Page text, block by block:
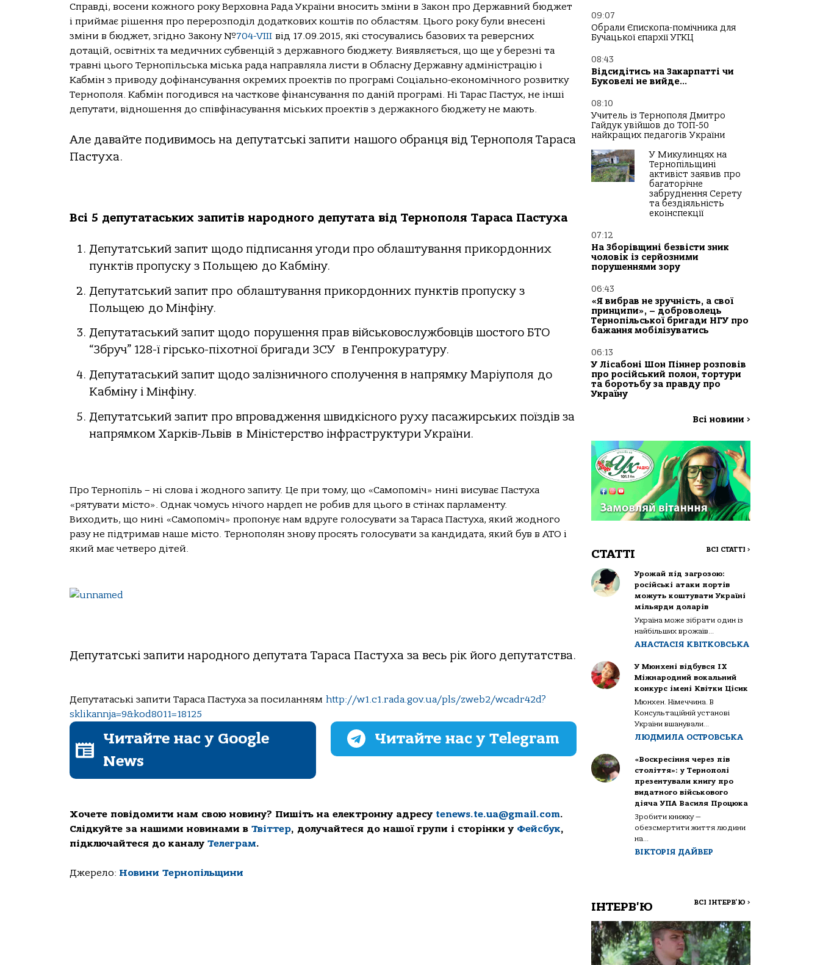
Справді, восени кожного року Верховна Рада України вносить зміни в Закон про Державний бюджет
і приймає рішення про перерозподіл додаткових коштів по областям. Цього року були внесені
зміни в бюджет, згідно Закону №704-VIII від 17.09.2015, які стосувались базових та реверсних
дотацій, освітніх та медичних субвенцій з державного бюджету. Виявляється, що ще у березні та
травні цього Тернопільська міська рада направляла листи в Обласну Державну адміністрацію і
Кабмін з приводу дофінансування окремих проектів по програмі Соціально-економічного розвитку
Тернополя. Кабмін погодився на часткове фінансування по даній програмі. Ні Тарас Пастух, не інші
депутати, відношення до співфінасування міських проектів з держакного бюджету не мають.
Але давайте подивимось на депутатські запити нашого обранця від Тернополя Тараса
Пастуха.
Всі 5 депутатаських запитів народного депутата від Тернополя Тараса Пастуха
Депутатський запит щодо підписання угоди про облаштування прикордонних
пунктів пропуску з Польщею до Кабміну.
Депутатський запит про облаштування прикордонних пунктів пропуску з
Польщею до Мінфіну.
Депутатаський запит щодо порушення прав військовослужбовців шостого БТО
“Збруч” 128-ї гірсько-піхотної бригади ЗСУ в Генпрокуратуру.
Депутатаський запит щодо залізничного сполучення в напрямку Маріуполя до
Кабміну і Мінфіну.
Депутатський запит про впровадження швидкісного руху пасажирських поїздів за
напрямком Харків-Львів в Міністерство інфраструктури України.
Про Тернопіль – ні слова і жодного запиту. Це при тому, що «Самопоміч» нині висуває Пастуха
«рятувати місто». Однак чомусь нічого нардеп не робив для цього в стінах парламенту.
Виходить, що нині «Самопоміч» пропонує нам вдруге голосувати за Тараса Пастуха, який жодного
разу не підтримав наше місто. Тернополян знову просять голосувати за кандидата, який був в АТО і
який має четверо дітей.
Депутатські запити народного депутата Тараса Пастуха за весь рік його депутатства.
Депутатаські запити Тараса Пастуха за посиланням http://w1.c1.rada.gov.ua/pls/zweb2/wcadr42d?
sklikannja=9&kod8011=18125
Читайте нас у Google
News
Читайте нас у Telegram
Хочете повідомити нам свою новину? Пишіть на електронну адресу tenews.te.ua@gmail.com.
Слідкуйте за нашими новинами в Твіттер, долучайтеся до нашої групи і сторінки у Фейсбук,
підключайтеся до каналу Телеграм.
Джерело: Новини Тернопільщини
09:07
Обрали Єпископа-помічника для
Бучацької єпархії УГКЦ
08:43
Відсидітись на Закарпатті чи
Буковелі не вийде…
08:10
Учитель із Тернополя Дмитро
Гайдук увійшов до ТОП-50
найкращих педагогів України
У Микулинцях на
Тернопільщині
активіст заявив про
багаторічне
забруднення Серету
та бездіяльність
екоінспекції
07:12
На Зборівщині безвісти зник
чоловік із серйозними
порушеннями зору
06:43
«Я вибрав не зручність, а свої
принципи», – доброволець
Тернопільської бригади НГУ про
бажання мобілізуватись
06:13
У Лісабоні Шон Піннер розповів
про російський полон, тортури
та боротьбу за правду про
Україну
Всі новини >
СТАТТІ ВСІ СТАТТІ >
Урожай під загрозою:
російські атаки портів
можуть коштувати Україні
мільярди доларів
Україна може зібрати один із
найбільших врожаїв...
АНАСТАСІЯ КВІТКОВСЬКА
У Мюнхені відбувся IX
Міжнародний вокальний
конкурс імені Квітки Цісик
Мюнхен. Німеччина. В
Консультаційній установі
України вшанували...
ЛЮДМИЛА ОСТРОВСЬКА
«Воскресіння через пів
століття»: у Тернополі
презентували книгу про
видатного військового
діяча УПА Василя Процюка
Зробити книжку —
обезсмертити життя людини
на...
ВІКТОРІЯ ДАЙВЕР
ІНТЕРВ'Ю ВСІ ІНТЕРВ'Ю >